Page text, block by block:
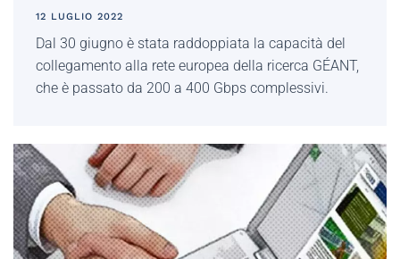
12 LUGLIO 2022
Dal 30 giugno è stata raddoppiata la capacità del
collegamento alla rete europea della ricerca GÉANT,
che è passato da 200 a 400 Gbps complessivi.